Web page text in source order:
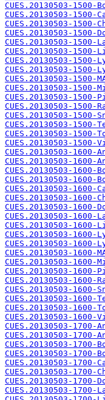
CUES.20130503-
CUES.20130503-
CUES.20130503-1500-
CUES.20130503-
CUES.20130503-1500-
CUES.20130503-1500-
CUES.20130503-
CUES.20130503-
CUES.20130503-1500-
CUES.20130503-
CUES.20130503-1500-
CUES.20130503-1500-
CUES.20130503-1500-
CUES.20130503-1500-
CUES.20130503-1500-
CUES.20130503-1500-
CUES.20130503-1600-
CUES.20130503-1600-
CUES.20130503-1600-
CUES.20130503-
CUES.20130503-
CUES.20130503-1600-
CUES.20130503-
CUES.20130503-1600-
CUES.20130503-1600-
CUES.20130503-
CUES.20130503-
CUES.20130503-1600-
CUES.20130503-
CUES.20130503-1600-
CUES.20130503-1600-
CUES.20130503-1600-
CUES.20130503-1600-
CUES.20130503-1600-
CUES.20130503-1600-
CUES.20130503-1700-
CUES.20130503-1700-
CUES.20130503-1700-
CUES.20130503-
CUES.20130503-
CUES.20130503-1700-
CUES.20130503-
CUES.20130503-1700-